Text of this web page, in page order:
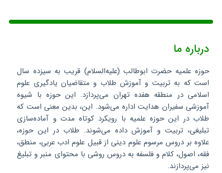
درباره ما
حوزه علمیه حضرت ابوطالب (علیه‌السلام) قریب به سیزده سال
است که به تربیت و آموزش طلاب و متقاضیان یادگیری علوم
اسلامی در منطقه هفده تهران می‌پردازد. این حوزه با شیوه
آموزشی سفیران هدایت اداره می‌شود. این، بدین معنی است که
طلاب در این حوزه علمیه با رویکرد کوتاه مدت و آماده‌سازی
تبلیغی، تربیت و آموزش داده می‌شوند. طلاب در این حوزه،
علاوه بر دروس مرسوم علوم دینی از قبیل علوم ادب عربی، منطق،
فقه، اصول، کلام و فلسفه به دروس روشی با محتوای منبر و تبلیغ
نیز می‌پردازند.